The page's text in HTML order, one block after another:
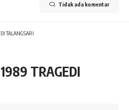
Tidak ada komentar
TALANGSARI
TRAGEDI